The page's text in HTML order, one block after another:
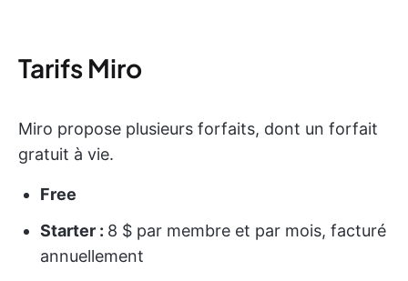
Tarifs Miro
Miro propose plusieurs forfaits, dont un forfait
gratuit à vie.
Free
Starter : 8 $ par membre et par mois, facturé
annuellement